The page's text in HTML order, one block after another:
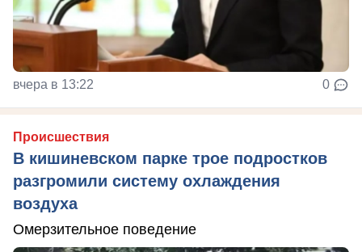
вчера в 13:22 0
Происшествия
В кишиневском парке трое подростков
разгромили систему охлаждения
воздуха
Омерзительное поведение